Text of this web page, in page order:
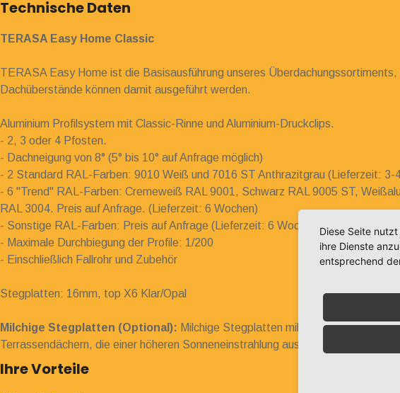
Technische Daten
TERASA Easy Home Classic
TERASA Easy Home ist die Basisausführung unseres
Dachüberstände können damit ausgeführt werden.
Aluminium Profilsystem mit Classic-Rinne und Aluminium-Druckclips.
- 2, 3 oder 4 Pfosten.
- Dachneigung von 8° (5° bis 10° auf Anfrage möglich)
- 2 Standard RAL-Farben: 9010 Weiß und 7016 ST Anthrazitgrau (Lieferzeit: 3-
- 6 "Trend" RAL-Farben: Cremeweiß RAL 9001, Schwarz RAL 9005 ST,
RAL 3004. Preis auf Anfrage. (Lieferzeit: 6 Wochen)
- Sonstige RAL-Farben: Preis auf Anfrage (Lieferzeit: 6 Wochen).
- Maximale Durchbiegung der Profile: 1/200
- Einschließlich Fallrohr und Zubehör
Stegplatten: 16mm, top X6 Klar/Opal
Milchige Stegplatten (Optional): Milchige Stegplatten mildern
Terrassendächern, die einer höheren Sonneneinstrahlung ausgesetzt sind.
Ihre Vorteile
Diese Seite
ihre Dienste
entsprechend